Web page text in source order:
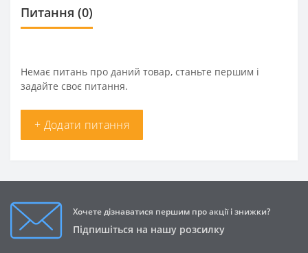
Питання (0)
Немає питань про даний товар, станьте першим і
задайте своє питання.
+ Додати питання
Хочете дізнаватися першим про акції і знижки?
Підпишіться на нашу розсилку